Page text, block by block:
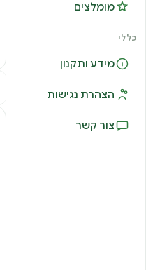
מומלצים
כללי
מידע ותקנון
הצהרת נגישות
צור קשר